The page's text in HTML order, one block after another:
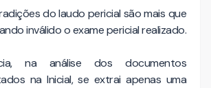
do laudo pericial são mais que
inválido o exame pericial realizado.
na análise dos documentos
na Inicial, se extrai apenas uma